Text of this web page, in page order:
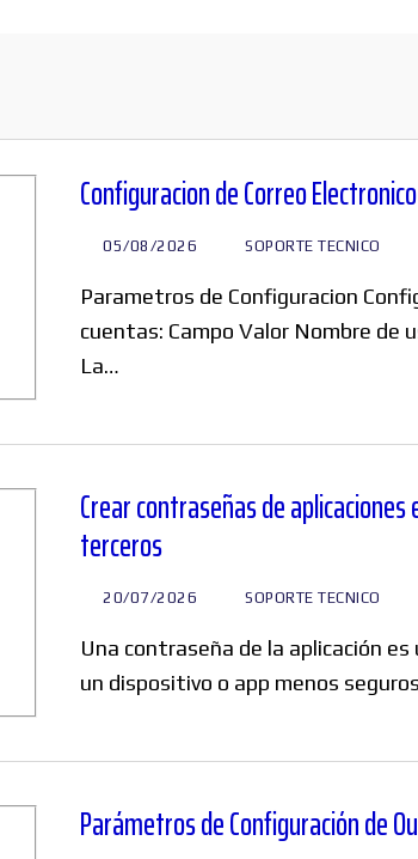
Configuracion de Correo
05/08/2026 SOPORTE TECNICO
Parametros de Configuracion
cuentas: Campo Valor Nombre de
La…
Crear contraseñas de
terceros
20/07/2026 SOPORTE TECNICO
Una contraseña de la aplicación
un dispositivo o app menos
Parámetros de Configuración de